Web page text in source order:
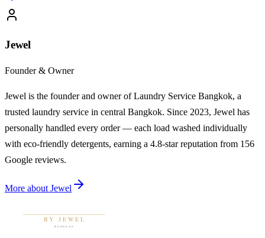
Jewel
Founder & Owner
Jewel is the founder and owner of Laundry Service Bangkok, a
trusted laundry service in central Bangkok. Since 2023, Jewel has
personally handled every order — each load washed individually
with eco-friendly detergents, earning a 4.8-star reputation from 156
Google reviews.
More about Jewel